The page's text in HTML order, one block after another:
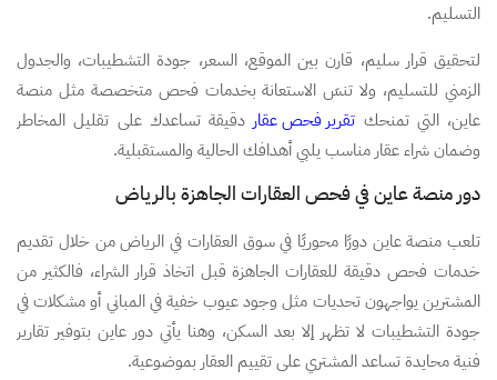
التسليم.
لتحقيق قرار سليم، قارن بين الموقع، السعر، جودة التشطيبات، والجدول
الزمني للتسليم، ولا تنسَ الاستعانة بخدمات فحص متخصصة مثل منصة
عاين، التي تمنحك تقرير فحص عقاردقيقة تساعدك على تقليل المخاطر
وضمان شراء عقار مناسب يلبي أهدافك الحالية والمستقبلية.
دور منصة عاين في فحص العقارات الجاهزة بالرياض
تلعب منصة عاين دورًا محوريًا في سوق العقارات في الرياض من خلال تقديم
خدمات فحص دقيقة للعقارات الجاهزة قبل اتخاذ قرار الشراء، فالكثير من
المشترين يواجهون تحديات مثل وجود عيوب خفية في المباني أو مشكلات في
جودة التشطيبات لا تظهر إلا بعد السكن، وهنا يأتي دور عاين بتوفير تقارير
فنية محايدة تساعد المشتري على تقييم العقار بموضوعية.